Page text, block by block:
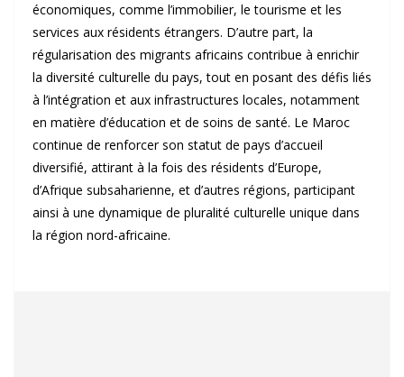
économiques, comme l’immobilier, le tourisme et les
services aux résidents étrangers. D’autre part, la
régularisation des migrants africains contribue à enrichir
la diversité culturelle du pays, tout en posant des défis liés
à l’intégration et aux infrastructures locales, notamment
en matière d’éducation et de soins de santé. Le Maroc
continue de renforcer son statut de pays d’accueil
diversifié, attirant à la fois des résidents d’Europe,
d’Afrique subsaharienne, et d’autres régions, participant
ainsi à une dynamique de pluralité culturelle unique dans
la région nord-africaine.